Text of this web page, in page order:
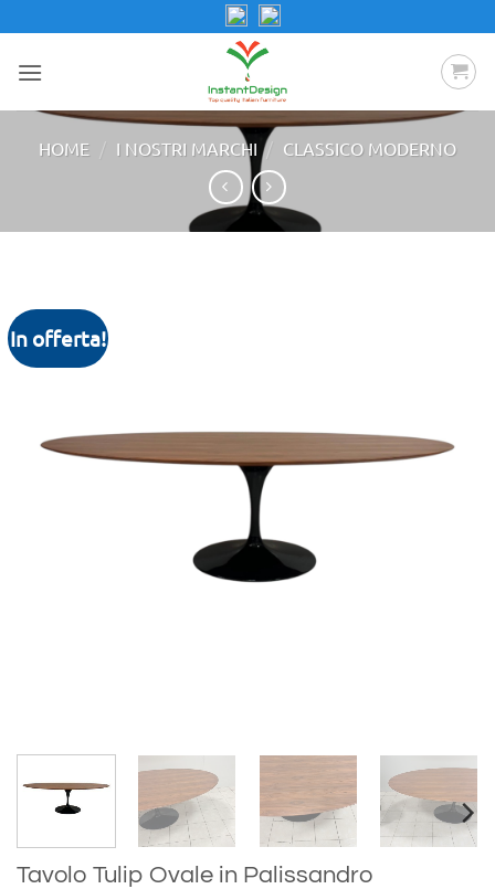
ai
contenuti
HOME / I NOSTRI MARCHI / CLASSICO MODERNO
In offerta!
Tavolo Tulip Ovale in Palissandro